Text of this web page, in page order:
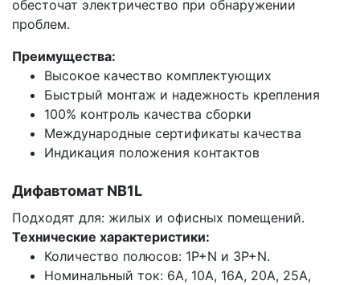
обесточат электричество при обнаружении
проблем.
Преимущества:
Высокое качество комплектующих
Быстрый монтаж и надежность крепления
100% контроль качества сборки
Международные сертификаты качества
Индикация положения контактов
Дифавтомат NB1L
Подходят для: жилых и офисных помещений.
Технические характеристики:
Количество полюсов: 1P+N и 3P+N.
Номинальный ток: 6А, 10А, 16А, 20А, 25А,